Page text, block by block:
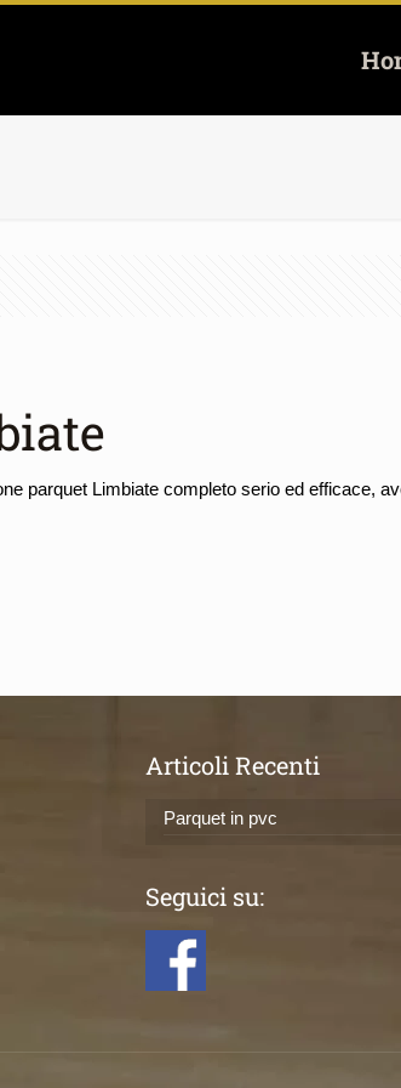
parquet Limbiate completo serio ed efficace,
Articoli Recenti
Parquet in pvc
Seguici su: